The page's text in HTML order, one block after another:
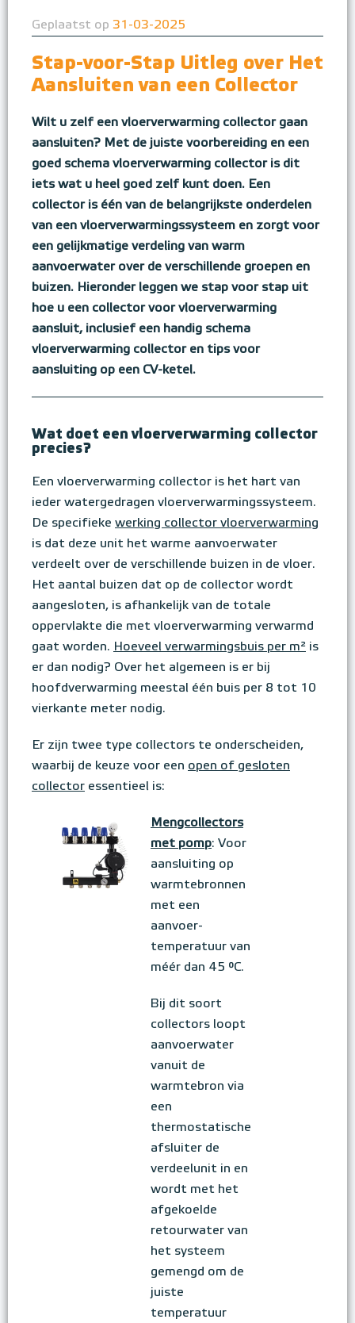
Geplaatst op 31-03-2025
Stap-voor-Stap Uitleg over Het
Aansluiten van een Collector
Wilt u zelf een vloerverwarming collector gaan
aansluiten? Met de juiste voorbereiding en een
goed schema vloerverwarming collector is dit
iets wat u heel goed zelf kunt doen. Een
collector is één van de belangrijkste onderdelen
van een vloerverwarmingssysteem en zorgt voor
een gelijkmatige verdeling van warm
aanvoerwater over de verschillende groepen en
buizen. Hieronder leggen we stap voor stap uit
hoe u een collector voor vloerverwarming
aansluit, inclusief een handig schema
vloerverwarming collector en tips voor
aansluiting op een CV-ketel.
Wat doet een vloerverwarming collector
precies?
Een vloerverwarming collector is het hart van
ieder watergedragen vloerverwarmingssysteem.
De specifieke werking collector vloerverwarming
is dat deze unit het warme aanvoerwater
verdeelt over de verschillende buizen in de vloer.
Het aantal buizen dat op de collector wordt
aangesloten, is afhankelijk van de totale
oppervlakte die met vloerverwarming verwarmd
gaat worden. Hoeveel verwarmingsbuis per m² is
er dan nodig? Over het algemeen is er bij
hoofdverwarming meestal één buis per 8 tot 10
vierkante meter nodig.
Er zijn twee type collectors te onderscheiden,
waarbij de keuze voor een open of gesloten
collector essentieel is:
Mengcollectors
met pomp: Voor
aansluiting op
warmtebronnen
met een
aanvoer-
temperatuur van
méér dan 45 °C.
Bij dit soort
collectors loopt
aanvoerwater
vanuit de
warmtebron via
een
thermostatische
afsluiter de
verdeelunit in en
wordt met het
afgekoelde
retourwater van
het systeem
gemengd om de
juiste
temperatuur